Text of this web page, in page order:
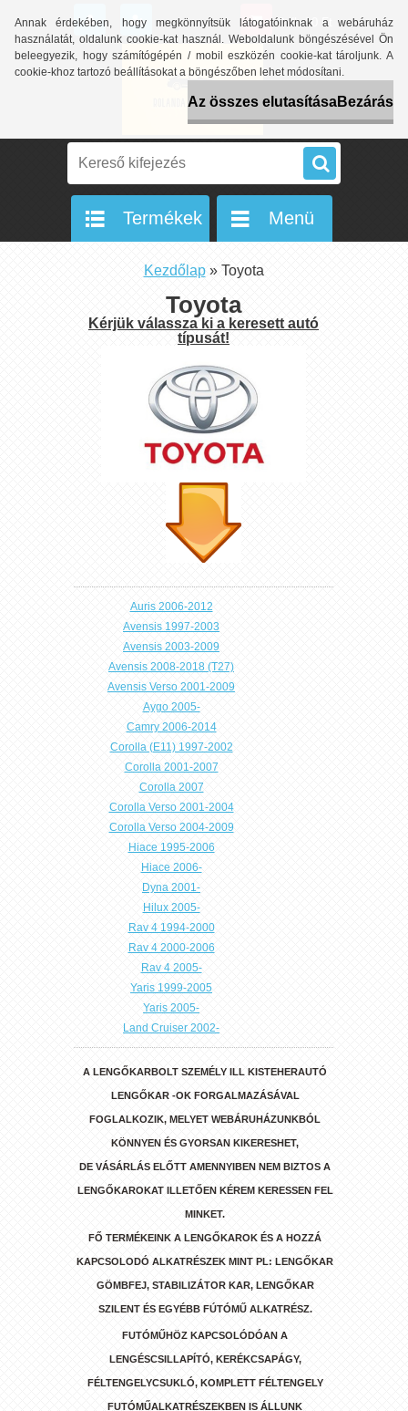
Annak érdekében, hogy megkönnyítsük látogatóinknak a webáruház
használatát, oldalunk cookie-kat használ. Weboldalunk böngészésével Ön
beleegyezik, hogy számítógépén / mobil eszközén cookie-kat tároljunk. A
cookie-khoz tartozó beállításokat a böngészőben lehet módosítani.
Az összes elutasításaBezárás
0 db / 0 Ft
Termékek Menü
Kezdőlap » Toyota
Toyota
Kérjük válassza ki a keresett autó
típusát!
Auris 2006-2012
Avensis 1997-2003
Avensis 2003-2009
Avensis 2008-2018 (T27)
Avensis Verso 2001-2009
Aygo 2005-
Camry 2006-2014
Corolla (E11) 1997-2002
Corolla 2001-2007
Corolla 2007
Corolla Verso 2001-2004
Corolla Verso 2004-2009
Hiace 1995-2006
Hiace 2006-
Dyna 2001-
Hilux 2005-
Rav 4 1994-2000
Rav 4 2000-2006
Rav 4 2005-
Yaris 1999-2005
Yaris 2005-
Land Cruiser 2002-
A LENGŐKARBOLT SZEMÉLY ILL KISTEHERAUTÓ
LENGŐKAR -OK FORGALMAZÁSÁVAL
FOGLALKOZIK, MELYET WEBÁRUHÁZUNKBÓL
KÖNNYEN ÉS GYORSAN KIKERESHET,
DE VÁSÁRLÁS ELŐTT AMENNYIBEN NEM BIZTOS A
LENGŐKAROKAT ILLETŐEN KÉREM KERESSEN FEL
MINKET.
FŐ TERMÉKEINK A LENGŐKAROK ÉS A HOZZÁ
KAPCSOLODÓ ALKATRÉSZEK MINT PL: LENGŐKAR
GÖMBFEJ, STABILIZÁTOR KAR, LENGŐKAR
SZILENT ÉS EGYÉBB FÚTÓMŰ ALKATRÉSZ.
FUTÓMŰHÖZ KAPCSOLÓDÓAN A
LENGÉSCSILLAPÍTÓ, KERÉKCSAPÁGY,
FÉLTENGELYCSUKLÓ, KOMPLETT FÉLTENGELY
FUTÓMŰALKATRÉSZEKBEN IS ÁLLUNK